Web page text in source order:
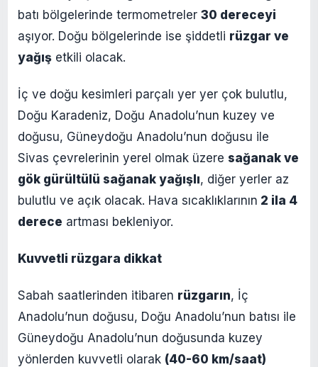
batı bölgelerinde termometreler 30 dereceyi
aşıyor. Doğu bölgelerinde ise şiddetli rüzgar ve
yağış etkili olacak.
İç ve doğu kesimleri parçalı yer yer çok bulutlu,
Doğu Karadeniz, Doğu Anadolu’nun kuzey ve
doğusu, Güneydoğu Anadolu’nun doğusu ile
Sivas çevrelerinin yerel olmak üzere sağanak ve
gök gürültülü sağanak yağışlı, diğer yerler az
bulutlu ve açık olacak. Hava sıcaklıklarının 2 ila 4
derece artması bekleniyor.
Kuvvetli rüzgara dikkat
Sabah saatlerinden itibaren rüzgarın, İç
Anadolu’nun doğusu, Doğu Anadolu’nun batısı ile
Güneydoğu Anadolu’nun doğusunda kuzey
yönlerden kuvvetli olarak (40-60 km/saat)